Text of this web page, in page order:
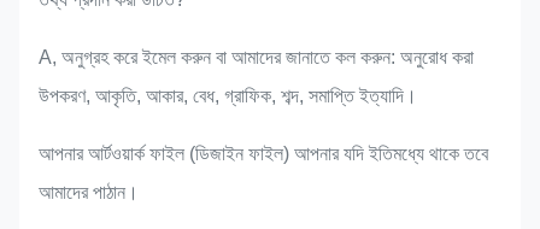
A, অনুগ্রহ করে ইমেল করুন বা আমাদের জানাতে কল করুন: অনুরোধ করা
উপকরণ, আকৃতি, আকার, বেধ, গ্রাফিক, শব্দ, সমাপ্তি ইত্যাদি।
আপনার আর্টওয়ার্ক ফাইল (ডিজাইন ফাইল) আপনার যদি ইতিমধ্যে থাকে তবে
আমাদের পাঠান।